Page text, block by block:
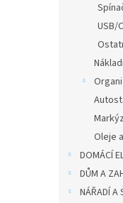
USB/
Oleje
DOMÁCÍ
DŮM A
NÁŘADÍ A